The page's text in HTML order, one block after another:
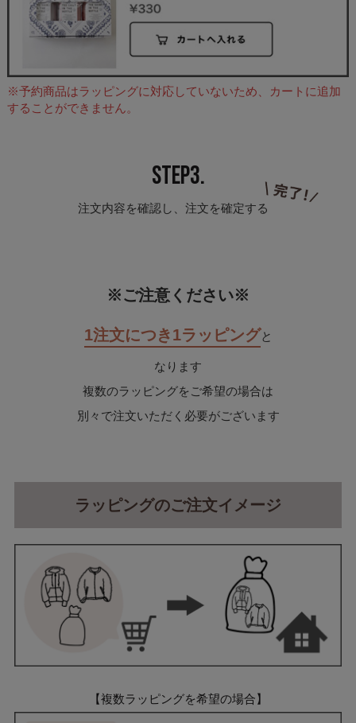
※予約商品はラッピングに対応していないため、カートに追加
することができません。
STEP3.
注文内容を確認し、注文を確定する
※ご注意ください※
1注文につき1ラッピングと
なります
複数のラッピングをご希望の場合は
別々で注文いただく必要がございます
ラッピングのご注文イメージ
【複数ラッピングを希望の場合】